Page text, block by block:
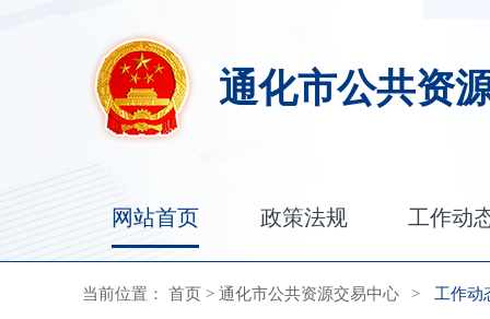
通化市公共资
网站首页 政策法规 工作动
当前位置： 首页 > 通化市公共资源交易中心 > 工作动